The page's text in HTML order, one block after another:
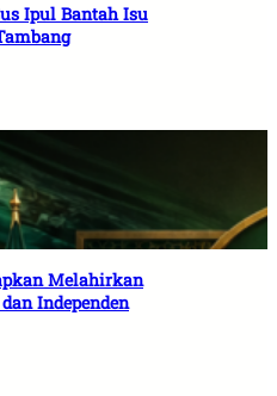
Ipul Bantah Isu
Melahirkan
Independen